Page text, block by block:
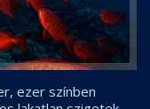
ezer színben